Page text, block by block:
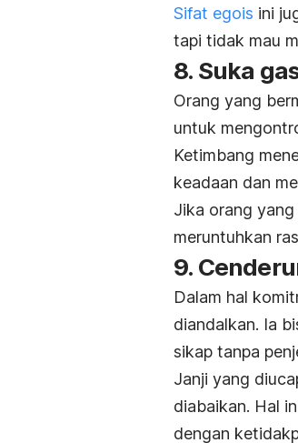
Sifat egois ini
tapi tidak mau
8. Suka
Orang yang
untuk
Ketimbang
keadaan dan
Jika orang
meruntuhkan
9.
Dalam hal
diandalkan. Ia
sikap tanpa
Janji yang
diabaikan. Hal
dengan